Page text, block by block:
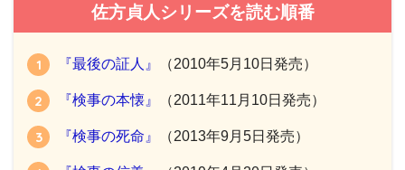
佐方貞人シリーズを読む順番
『最後の証人』 （2010年5月10日発売）
『検事の本懐』 （2011年11月10日発売）
『検事の死命』 （2013年9月5日発売）